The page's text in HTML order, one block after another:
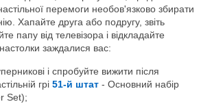
перемоги необов'язково збирати
Хапайте друга або подругу, звіть
папу від телевізора і відкладайте
заждалися вас:
і спробуйте вижити після
грі 51-й штат - Основний набір
Set);